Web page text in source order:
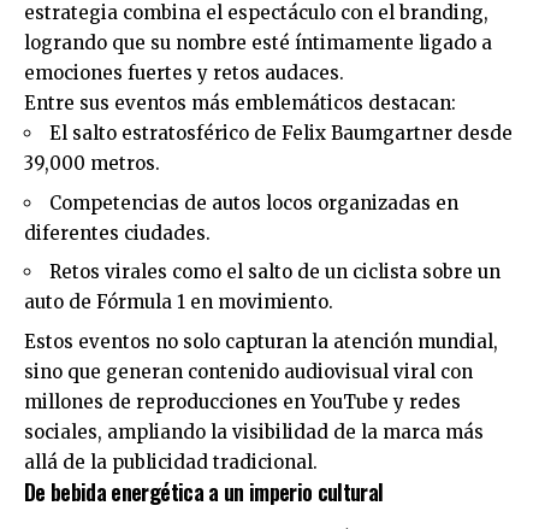
estrategia combina el espectáculo con el branding,
logrando que su nombre esté íntimamente ligado a
emociones fuertes y retos audaces.
Entre sus eventos más emblemáticos destacan:
El salto estratosférico de Felix Baumgartner desde
39,000 metros.
Competencias de autos locos organizadas en
diferentes ciudades.
Retos virales como el salto de un ciclista sobre un
auto de Fórmula 1 en movimiento.
Estos eventos no solo capturan la atención mundial,
sino que generan contenido audiovisual viral con
millones de reproducciones en YouTube y redes
sociales, ampliando la visibilidad de la marca más
allá de la publicidad tradicional.
De bebida energética a un imperio cultural